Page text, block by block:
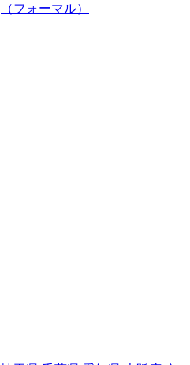
（フォーマル）